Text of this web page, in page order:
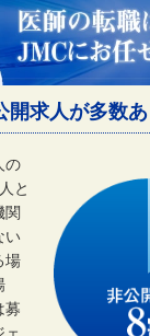
求人が多数あ
の
と
関
い
場
募